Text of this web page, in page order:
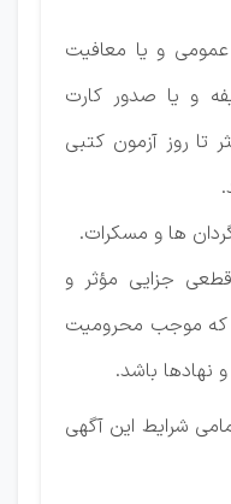
و یا معافیت
و یا صدور کارت
تا روز آزمون کتبی
جزایی مؤثر و
که موجب محرومیت
نهادها باشد.
شرایط این آگهی